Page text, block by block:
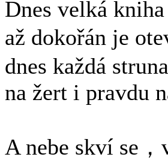
Dnes velká
až dokořán je
dnes každá
na žert i pravdu
A nebe skví se，